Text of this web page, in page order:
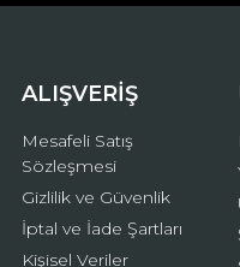
alternatifler olmalı.
ALIŞVERİŞ
Mesafeli Satış
Sözleşmesi
Gizlilik ve Güvenlik
İptal ve İade Şartları
Kişisel Veriler